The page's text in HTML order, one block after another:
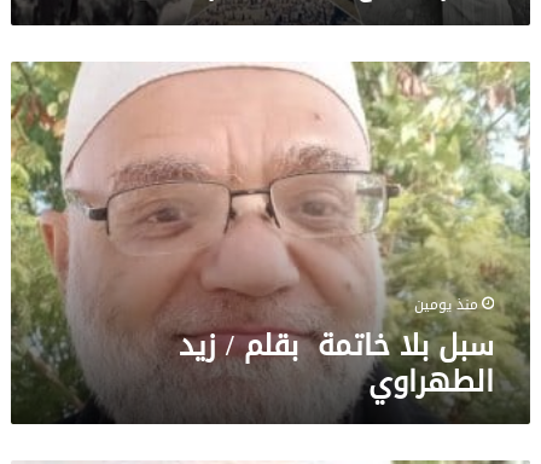
سبل
بلا
خاتمة
بقلم
/
زيد
الطهراوي
منذ يومين
سبل بلا خاتمة بقلم / زيد
الطهراوي